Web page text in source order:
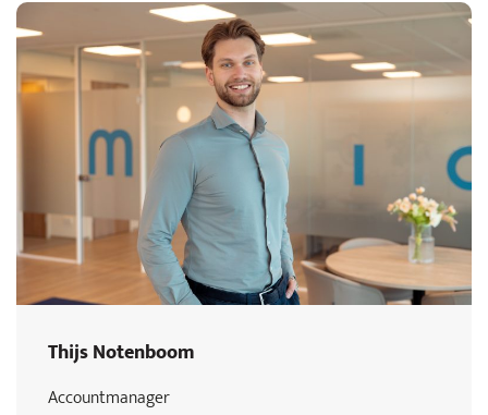
Thijs Notenboom
Accountmanager